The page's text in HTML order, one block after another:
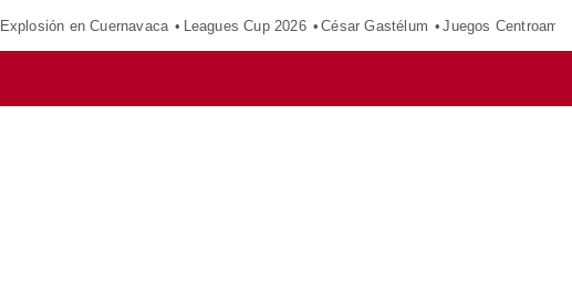
Explosión en Cuernavaca Leagues Cup 2026 César Gastélum Juegos